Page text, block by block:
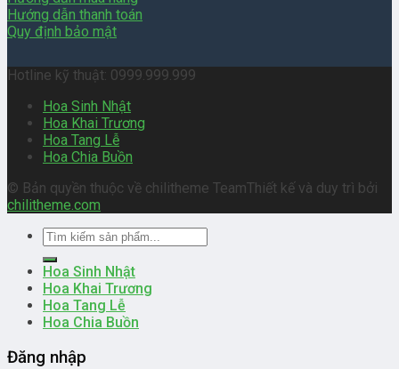
Hướng dẫn thanh toán
Quy định bảo mật
Hotline kỹ thuật: 0999.999.999
Hoa Sinh Nhật
Hoa Khai Trương
Hoa Tang Lễ
Hoa Chia Buồn
© Bản quyền thuộc về chilitheme TeamThiết kế và duy trì bởi
chilitheme.com
Tìm
Hoa Sinh Nhật
Hoa Khai Trương
Hoa Tang Lễ
Hoa Chia Buồn
Đăng nhập